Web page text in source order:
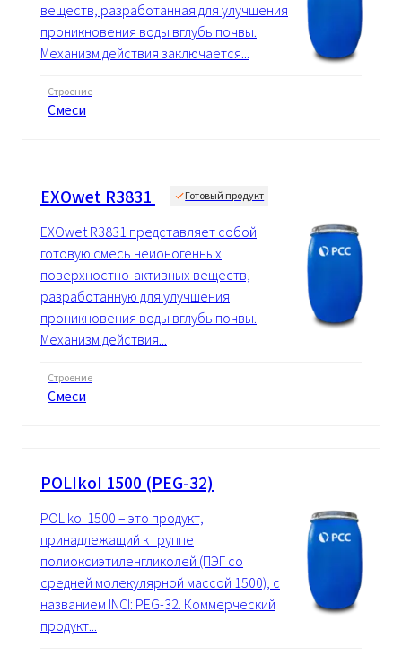
веществ, разработанная для улучшения
проникновения воды вглубь почвы.
Механизм действия заключается...
Строение
Смеси
EXOwet R3831 Готовый продукт
EXOwet R3831 представляет собой
готовую смесь неионогенных
поверхностно-активных веществ,
разработанную для улучшения
проникновения воды вглубь почвы.
Механизм действия...
Строение
Смеси
POLIkol 1500 (PEG-32)
POLIkol 1500 – это продукт,
принадлежащий к группе
полиоксиэтиленгликолей (ПЭГ со
средней молекулярной массой 1500), с
названием INCI: PEG-32. Коммерческий
продукт...